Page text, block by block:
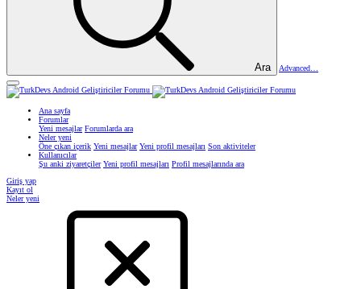
Ara Advanced…
Ana sayfa
Forumlar
Yeni mesajlar Forumlarda ara
Neler yeni
Öne çıkan içerik Yeni mesajlar Yeni profil mesajları Son aktiviteler
Kullanıcılar
Şu anki ziyaretçiler Yeni profil mesajları Profil mesajlarında ara
Giriş yap
Kayıt ol
Neler yeni